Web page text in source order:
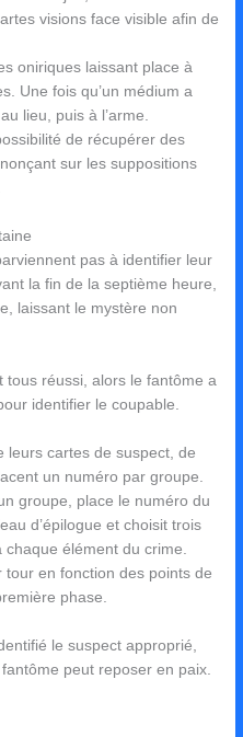
visions face visible afin de
oniriques laissant place à
Une fois qu’un médium a
lieu, puis à l’arme.
de récupérer des
sur les suppositions
pas à identifier leur
la fin de la septième heure,
laissant le mystère non
tous réussi, alors le fantôme a
identifier le coupable.
leurs cartes de suspect, de
un numéro par groupe.
groupe, place le numéro du
d’épilogue et choisit trois
élément du crime.
en fonction des points de
phase.
le suspect approprié,
peut reposer en paix.